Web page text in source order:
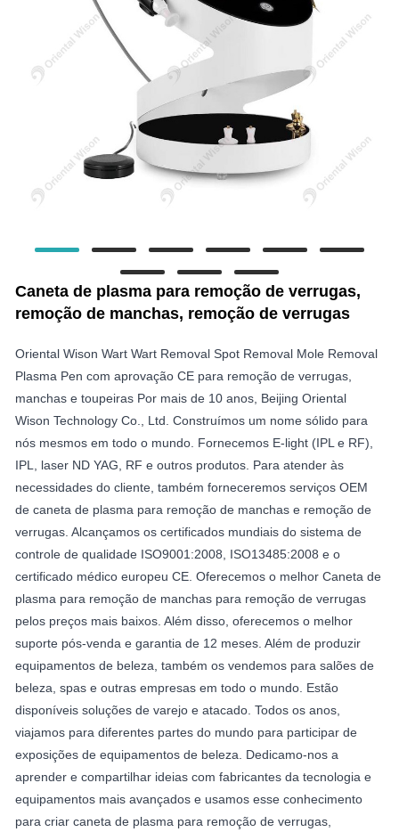
Caneta de plasma para remoção de verrugas,
remoção de manchas, remoção de verrugas
Oriental Wison Wart Wart Removal Spot Removal Mole Removal
Plasma Pen com aprovação CE para remoção de verrugas,
manchas e toupeiras Por mais de 10 anos, Beijing Oriental
Wison Technology Co., Ltd. Construímos um nome sólido para
nós mesmos em todo o mundo. Fornecemos E-light (IPL e RF),
IPL, laser ND YAG, RF e outros produtos. Para atender às
necessidades do cliente, também forneceremos serviços OEM
de caneta de plasma para remoção de manchas e remoção de
verrugas. Alcançamos os certificados mundiais do sistema de
controle de qualidade ISO9001:2008, ISO13485:2008 e o
certificado médico europeu CE. Oferecemos o melhor Caneta de
plasma para remoção de manchas para remoção de verrugas
pelos preços mais baixos. Além disso, oferecemos o melhor
suporte pós-venda e garantia de 12 meses. Além de produzir
equipamentos de beleza, também os vendemos para salões de
beleza, spas e outras empresas em todo o mundo. Estão
disponíveis soluções de varejo e atacado. Todos os anos,
viajamos para diferentes partes do mundo para participar de
exposições de equipamentos de beleza. Dedicamo-nos a
aprender e compartilhar ideias com fabricantes da tecnologia e
equipamentos mais avançados e usamos esse conhecimento
para criar caneta de plasma para remoção de verrugas,